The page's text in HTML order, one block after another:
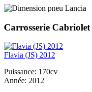
Carrosserie Cabriolet
Flavia (JS) 2012
Puissance: 170cv
Année: 2012